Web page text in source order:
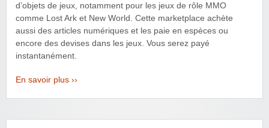
d’objets de jeux, notamment pour les jeux de rôle MMO
comme Lost Ark et New World. Cette marketplace achète
aussi des articles numériques et les paie en espèces ou
encore des devises dans les jeux. Vous serez payé
instantanément.
En savoir plus ››